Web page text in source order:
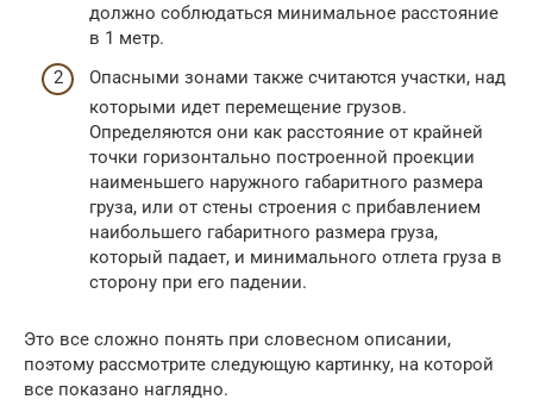
должно соблюдаться минимальное расстояние
в 1 метр.
Опасными зонами также считаются участки, над
которыми идет перемещение грузов.
Определяются они как расстояние от крайней
точки горизонтально построенной проекции
наименьшего наружного габаритного размера
груза, или от стены строения с прибавлением
наибольшего габаритного размера груза,
который падает, и минимального отлета груза в
сторону при его падении.
Это все сложно понять при словесном описании,
поэтому рассмотрите следующую картинку, на которой
все показано наглядно.